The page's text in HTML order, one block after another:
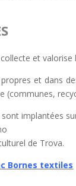
collecte et
et dans
(communes,
implantées
de Trova.
Bornes textiles